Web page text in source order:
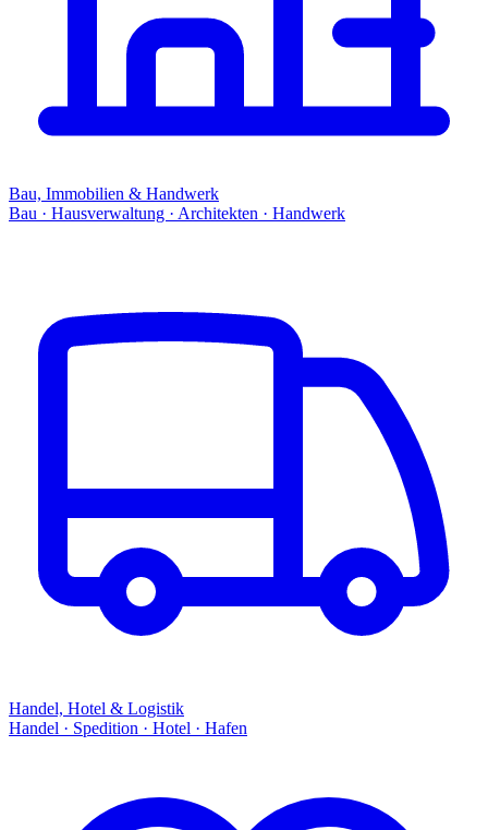
Bau, Immobilien & Handwerk
Bau · Hausverwaltung · Architekten · Handwerk
Handel, Hotel & Logistik
Handel · Spedition · Hotel · Hafen